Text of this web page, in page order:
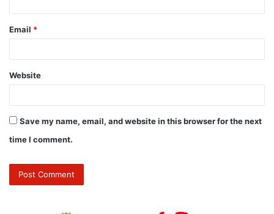
Email *
Website
Save my name, email, and website in this browser for the next
time I comment.